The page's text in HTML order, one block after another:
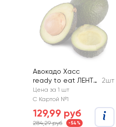
Авокадо Хасс
ready to eat ЛЕНТА
FRESH
2шт
Цена за 1 шт
С Картой №1
129,99 руб
284,29 руб -54%